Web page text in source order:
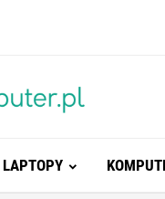
LAPTOPY